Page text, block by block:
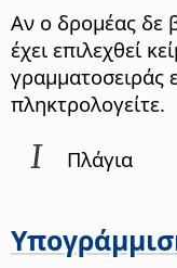
Αν ο δρομέας δε
έχει επιλεχθεί
γραμματοσειράς
πληκτρολογείτε.
Πλάγια